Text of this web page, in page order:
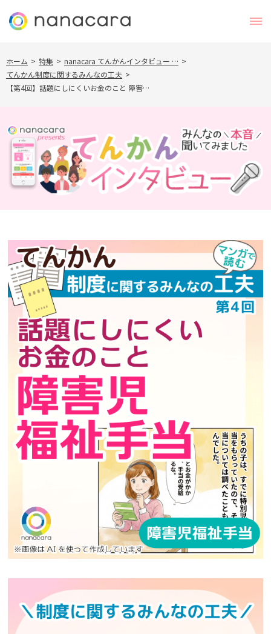
ホーム > 特集 > nanacara てんかんインタビュー … >
てんかん制度に関するみんなの工夫 >
【第4回】話題にしにくいお金のこと 障害…